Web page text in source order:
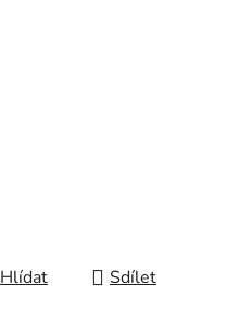
Hlídat Sdílet